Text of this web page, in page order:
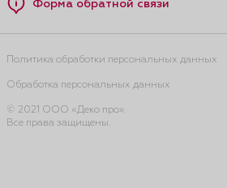
Форма обратной связи
Политика обработки персональных данных
Обработка персональных данных
© 2021 ООО «Деко про».
Все права защищены.